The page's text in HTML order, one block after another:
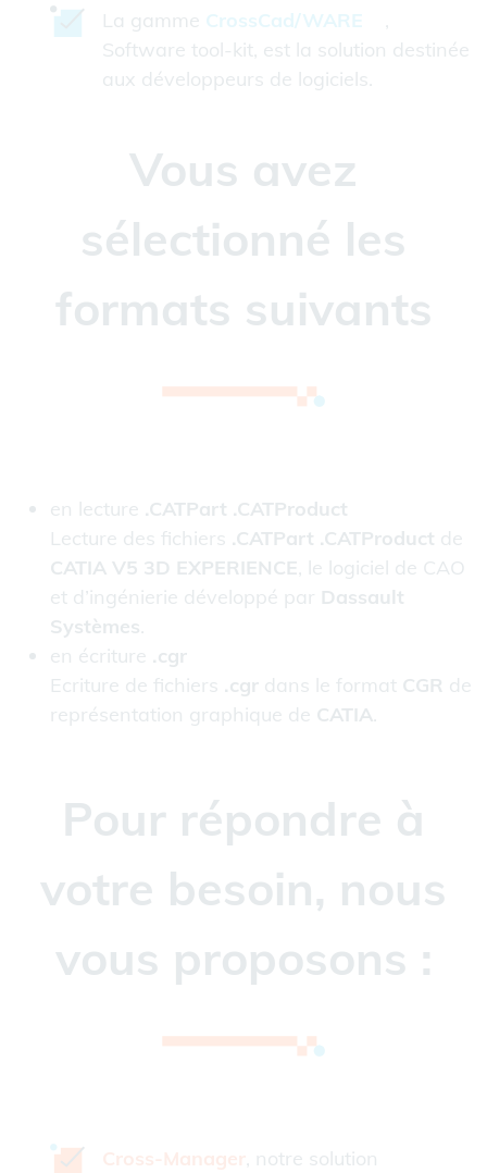
La gamme CrossCad/WARE
,
Software tool-kit, est la solution destinée
aux développeurs de logiciels.
Vous avez
sélectionné les
formats suivants
en lecture .CATPart .CATProduct
Lecture des fichiers .CATPart .CATProduct de
CATIA V5 3D EXPERIENCE, le logiciel de CAO
et d’ingénierie développé par Dassault
Systèmes.
en écriture .cgr
Ecriture de fichiers .cgr dans le format CGR de
représentation graphique de CATIA.
Pour répondre à
votre besoin, nous
vous proposons :
, notre solution